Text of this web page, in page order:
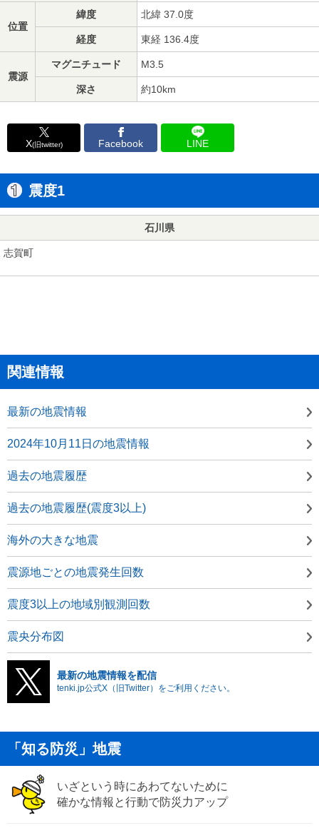
位置
緯度 北緯 37.0度
経度 東経 136.4度
震源
マグニチュード M3.5
深さ 約10km
X(旧twitter) Facebook LINE
震度1
石川県
志賀町
関連情報
最新の地震情報
2024年10月11日の地震情報
過去の地震履歴
過去の地震履歴(震度3以上)
海外の大きな地震
震源地ごとの地震発生回数
震度3以上の地域別観測回数
震央分布図
最新の地震情報を配信
tenki.jp公式X（旧Twitter）をご利用ください。
「知る防災」地震
いざという時にあわてないために
確かな情報と行動で防災力アップ